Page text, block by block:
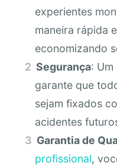
experientes
maneira rápida
economizando
Segurança:
garante que
sejam fixados
acidentes
Garantia de
profissional,